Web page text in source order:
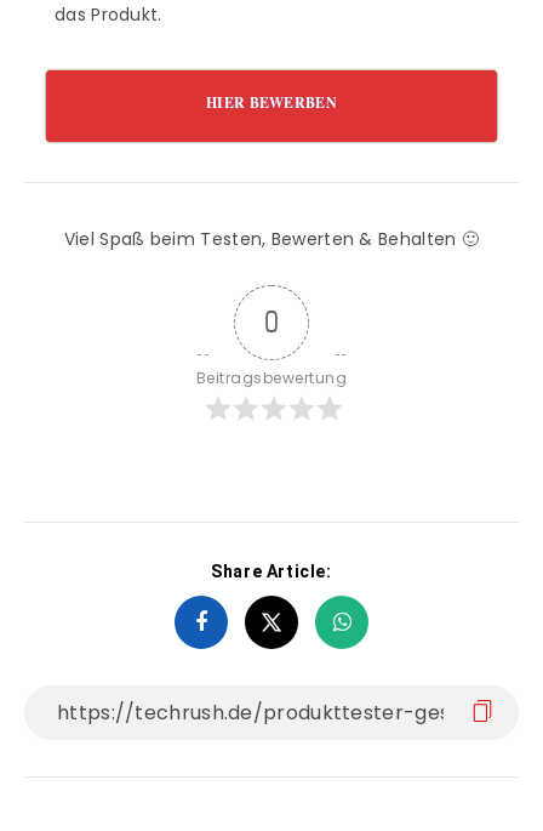
das Produkt.
HIER BEWERBEN
Viel Spaß beim Testen, Bewerten & Behalten 🙂
0
Beitragsbewertung
Share Article: